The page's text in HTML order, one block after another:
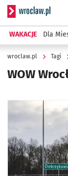
WAKACJE Dla
wroclaw.pl Tagi
WOW